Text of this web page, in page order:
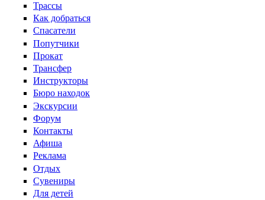
Трассы
Как добраться
Спасатели
Попутчики
Прокат
Трансфер
Инструкторы
Бюро находок
Экскурсии
Форум
Контакты
Афиша
Реклама
Отдых
Сувениры
Для детей